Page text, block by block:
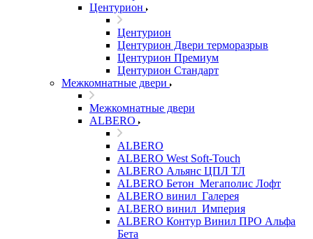
Центурион
Центурион
Центурион Двери терморазрыв
Центурион Премиум
Центурион Стандарт
Межкомнатные двери
Межкомнатные двери
ALBERO
ALBERO
ALBERO West Soft-Touch
ALBERO Альянс ЦПЛ ТЛ
ALBERO Бетон_Мегаполис Лофт
ALBERO винил_Галерея
ALBERO винил_Империя
ALBERO Контур Винил ПРО Альфа
Бета